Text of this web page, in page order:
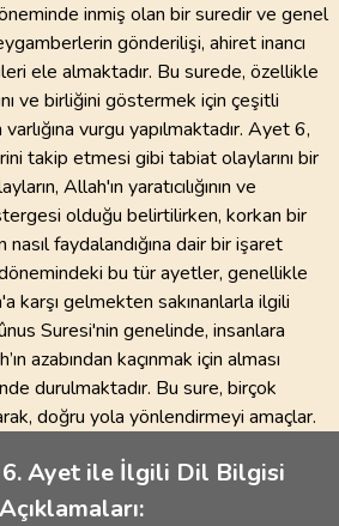
inmiş olan bir suredir ve genel
gönderilişi, ahiret inancı
ele almaktadır. Bu surede, özellikle
ve birliğini göstermek için çeşitli
vurgu yapılmaktadır. Ayet 6,
takip etmesi gibi tabiat olaylarını bir
Allah'ın yaratıcılığının ve
olduğu belirtilirken, korkan bir
faydalandığına dair bir işaret
bu tür ayetler, genellikle
karşı gelmekten sakınanlarla ilgili
Suresi'nin genelinde, insanlara
azabından kaçınmak için alması
durulmaktadır. Bu sure, birçok
doğru yola yönlendirmeyi amaçlar.
6. Ayet ile İlgili Dil Bilgisi
Açıklamaları: